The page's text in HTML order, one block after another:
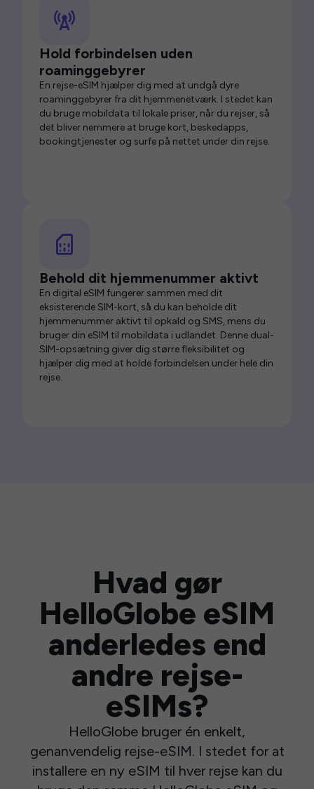
Hold forbindelsen uden
roaminggebyrer
En rejse-eSIM hjælper dig med at undgå dyre
roaminggebyrer fra dit hjemmenetværk. I stedet kan
du bruge mobildata til lokale priser, når du rejser, så
det bliver nemmere at bruge kort, beskedapps,
bookingtjenester og surfe på nettet under din rejse.
Behold dit hjemmenummer aktivt
En digital eSIM fungerer sammen med dit
eksisterende SIM-kort, så du kan beholde dit
hjemmenummer aktivt til opkald og SMS, mens du
bruger din eSIM til mobildata i udlandet. Denne dual-
SIM-opsætning giver dig større fleksibilitet og
hjælper dig med at holde forbindelsen under hele din
rejse.
Hvad gør
HelloGlobe eSIM
anderledes end
andre rejse-
eSIMs?
HelloGlobe bruger én enkelt,
genanvendelig rejse-eSIM. I stedet for at
installere en ny eSIM til hver rejse kan du